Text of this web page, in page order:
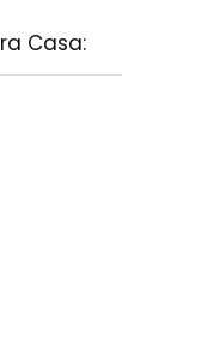
Casa: